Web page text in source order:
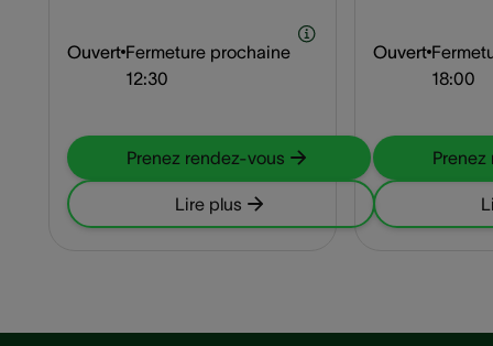
Ouvert Fermeture prochaine
12:30
Prenez rendez-vous
Lire plus
Ouvert
18:00